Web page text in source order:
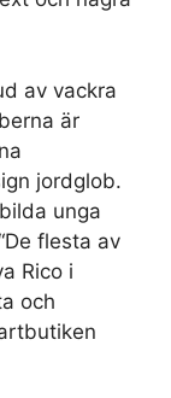
av vackra
är
jordglob.
unga
flesta av
Rico i
och